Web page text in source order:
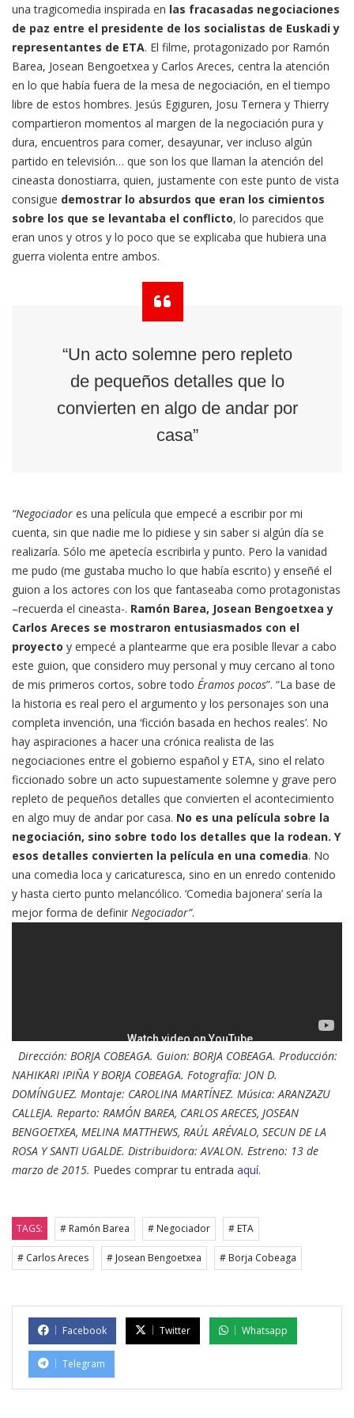
una tragicomedia inspirada en las fracasadas negociaciones
de paz entre el presidente de los socialistas de Euskadi y
representantes de ETA. El filme, protagonizado por Ramón
Barea, Josean Bengoetxea y Carlos Areces, centra la atención
en lo que había fuera de la mesa de negociación, en el tiempo
libre de estos hombres. Jesús Egiguren, Josu Ternera y Thierry
compartieron momentos al margen de la negociación pura y
dura, encuentros para comer, desayunar, ver incluso algún
partido en televisión… que son los que llaman la atención del
cineasta donostiarra, quien, justamente con este punto de vista
consigue demostrar lo absurdos que eran los cimientos
sobre los que se levantaba el conflicto, lo parecidos que
eran unos y otros y lo poco que se explicaba que hubiera una
guerra violenta entre ambos.
“Un acto solemne pero repleto
de pequeños detalles que lo
convierten en algo de andar por
casa”
“Negociador es una película que empecé a escribir por mi
cuenta, sin que nadie me lo pidiese y sin saber si algún día se
realizaría. Sólo me apetecía escribirla y punto. Pero la vanidad
me pudo (me gustaba mucho lo que había escrito) y enseñé el
guion a los actores con los que fantaseaba como protagonistas
–recuerda el cineasta-. Ramón Barea, Josean Bengoetxea y
Carlos Areces se mostraron entusiasmados con el
proyecto y empecé a plantearme que era posible llevar a cabo
este guion, que considero muy personal y muy cercano al tono
de mis primeros cortos, sobre todo Éramos pocos”. “La base de
la historia es real pero el argumento y los personajes son una
completa invención, una ‘ficción basada en hechos reales’. No
hay aspiraciones a hacer una crónica realista de las
negociaciones entre el gobierno español y ETA, sino el relato
ficcionado sobre un acto supuestamente solemne y grave pero
repleto de pequeños detalles que convierten el acontecimiento
en algo muy de andar por casa. No es una película sobre la
negociación, sino sobre todo los detalles que la rodean. Y
esos detalles convierten la película en una comedia. No
una comedia loca y caricaturesca, sino en un enredo contenido
y hasta cierto punto melancólico. ‘Comedia bajonera’ sería la
mejor forma de definir Negociador”.
Dirección: BORJA COBEAGA. Guion: BORJA COBEAGA. Producción:
NAHIKARI IPIÑA Y BORJA COBEAGA. Fotografía: JON D.
DOMÍNGUEZ. Montaje: CAROLINA MARTÍNEZ. Música: ARANZAZU
CALLEJA. Reparto: RAMÓN BAREA, CARLOS ARECES, JOSEAN
BENGOETXEA, MELINA MATTHEWS, RAÚL ARÉVALO, SECUN DE LA
ROSA Y SANTI UGALDE. Distribuidora: AVALON. Estreno: 13 de
marzo de 2015. Puedes comprar tu entrada aquí.
TAGS: # Ramón Barea # Negociador # ETA
# Carlos Areces # Josean Bengoetxea # Borja Cobeaga
Facebook Twitter Whatsapp
Telegram